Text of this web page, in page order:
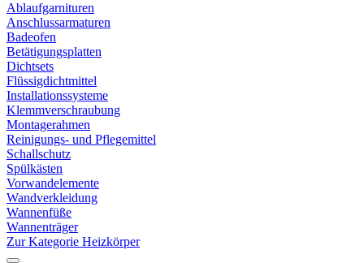
Ablaufgarnituren
Anschlussarmaturen
Badeofen
Betätigungsplatten
Dichtsets
Flüssigdichtmittel
Installationssysteme
Klemmverschraubung
Montagerahmen
Reinigungs- und Pflegemittel
Schallschutz
Spülkästen
Vorwandelemente
Wandverkleidung
Wannenfüße
Wannenträger
Zur Kategorie Heizkörper